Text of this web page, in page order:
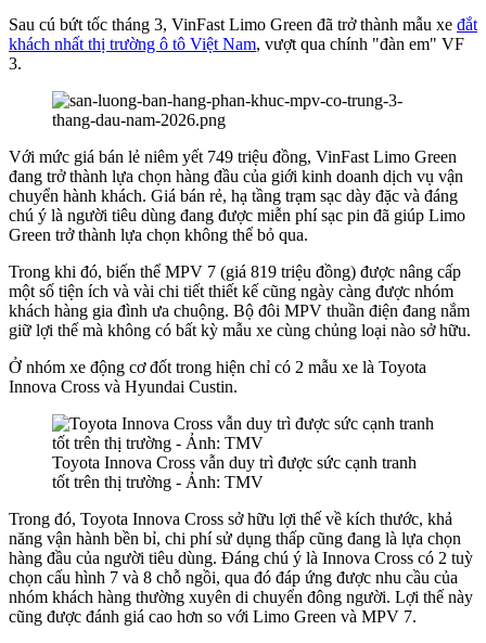
Sau cú bứt tốc tháng 3, VinFast Limo Green đã trở thành mẫu xe đắt
khách nhất thị trường ô tô Việt Nam, vượt qua chính "đàn em" VF
3.
Với mức giá bán lẻ niêm yết 749 triệu đồng, VinFast Limo Green
đang trở thành lựa chọn hàng đầu của giới kinh doanh dịch vụ vận
chuyển hành khách. Giá bán rẻ, hạ tầng trạm sạc dày đặc và đáng
chú ý là người tiêu dùng đang được miễn phí sạc pin đã giúp Limo
Green trở thành lựa chọn không thể bỏ qua.
Trong khi đó, biến thể MPV 7 (giá 819 triệu đồng) được nâng cấp
một số tiện ích và vài chi tiết thiết kế cũng ngày càng được nhóm
khách hàng gia đình ưa chuộng. Bộ đôi MPV thuần điện đang nắm
giữ lợi thế mà không có bất kỳ mẫu xe cùng chủng loại nào sở hữu.
Ở nhóm xe động cơ đốt trong hiện chỉ có 2 mẫu xe là Toyota
Innova Cross và Hyundai Custin.
Toyota Innova Cross vẫn duy trì được sức cạnh tranh
tốt trên thị trường - Ảnh: TMV
Trong đó, Toyota Innova Cross sở hữu lợi thế về kích thước, khả
năng vận hành bền bỉ, chi phí sử dụng thấp cũng đang là lựa chọn
hàng đầu của người tiêu dùng. Đáng chú ý là Innova Cross có 2 tuỳ
chọn cấu hình 7 và 8 chỗ ngồi, qua đó đáp ứng được nhu cầu của
nhóm khách hàng thường xuyên di chuyển đông người. Lợi thế này
cũng được đánh giá cao hơn so với Limo Green và MPV 7.